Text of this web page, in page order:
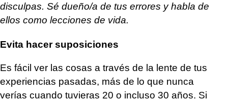
disculpas. Sé dueño/a de tus errores y habla de
ellos como lecciones de vida.
Evita hacer suposiciones
Es fácil ver las cosas a través de la lente de tus
experiencias pasadas, más de lo que nunca
verías cuando tuvieras 20 o incluso 30 años. Si